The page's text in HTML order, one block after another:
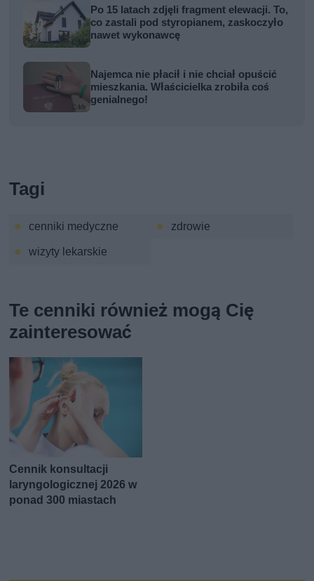
Po 15 latach zdjęli fragment elewacji. To,
co zastali pod styropianem, zaskoczyło
nawet wykonawcę
Najemca nie płacił i nie chciał opuścić
mieszkania. Właścicielka zrobiła coś
genialnego!
Tagi
cenniki medyczne
zdrowie
wizyty lekarskie
Te cenniki również mogą Cię
zainteresować
Cennik konsultacji
laryngologicznej 2026 w
ponad 300 miastach